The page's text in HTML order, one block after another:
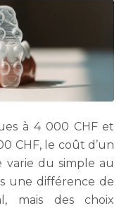
à 4 000 CHF et
CHF, le coût d’un
varie du simple au
une différence de
mais des choix